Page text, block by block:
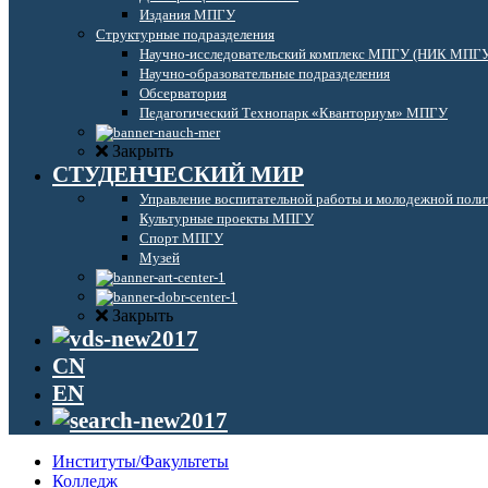
Издания МПГУ
Структурные подразделения
Научно-исследовательский комплекс МПГУ (НИК
Научно-образовательные подразделения
Обсерватория
Педагогический Технопарк «Кванториум» МПГУ
Закрыть
СТУДЕНЧЕСКИЙ МИР
Управление воспитательной работы и молодежной
Культурные проекты МПГУ
Спорт МПГУ
Музей
Закрыть
CN
EN
Институты/Факультеты
Колледж